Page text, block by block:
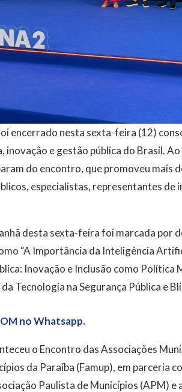
encerrado nesta sexta-feira (12)
inovação e gestão pública do Brasil.
do encontro, que promoveu mais
especialistas, representantes de
desta sexta-feira foi marcada por
“A Importância da Inteligência
Inovação e Inclusão como Política
da Tecnologia na Segurança Pública e
no Whatsapp.
o Encontro das Associações
da Paraíba (Famup), em parceria
Paulista de Municípios (APM)